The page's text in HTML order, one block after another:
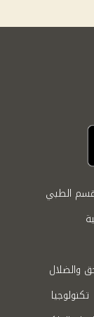
الطبي
والضلال
تكنولوجيا